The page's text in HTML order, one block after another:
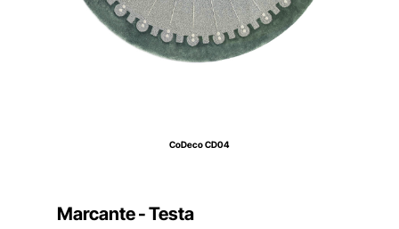
CoDeco CD04
Marcante - Testa